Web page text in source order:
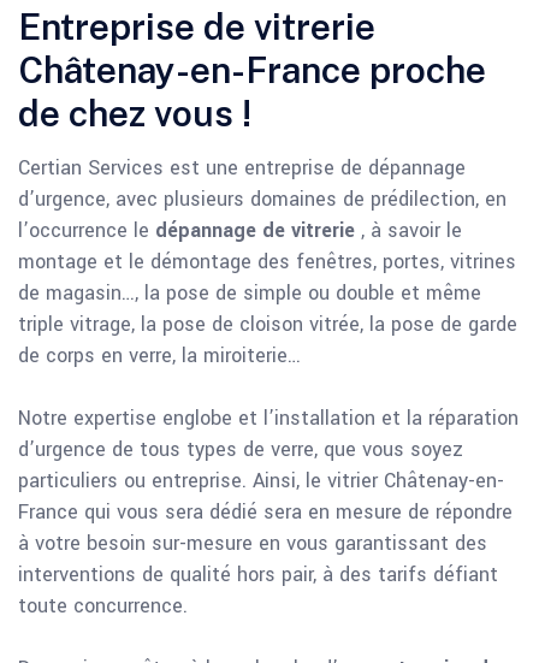
Entreprise de vitrerie
Châtenay-en-France proche
de chez vous !
Certian Services est une entreprise de dépannage
d’urgence, avec plusieurs domaines de prédilection, en
l’occurrence le dépannage de vitrerie , à savoir le
montage et le démontage des fenêtres, portes, vitrines
de magasin…, la pose de simple ou double et même
triple vitrage, la pose de cloison vitrée, la pose de garde
de corps en verre, la miroiterie…
Notre expertise englobe et l’installation et la réparation
d’urgence de tous types de verre, que vous soyez
particuliers ou entreprise. Ainsi, le vitrier Châtenay-en-
France qui vous sera dédié sera en mesure de répondre
à votre besoin sur-mesure en vous garantissant des
interventions de qualité hors pair, à des tarifs défiant
toute concurrence.